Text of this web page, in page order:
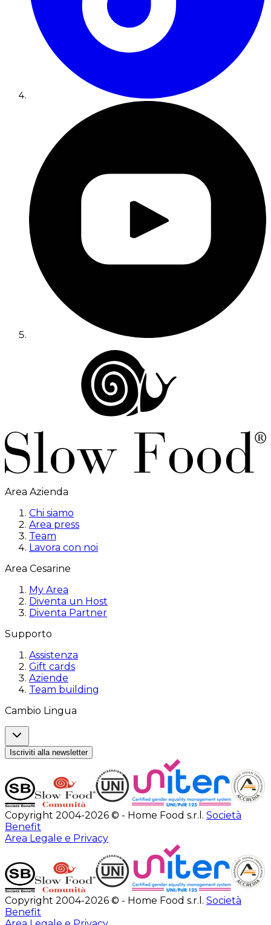
Area Azienda
Chi siamo
Area press
Team
Lavora con noi
Area Cesarine
My Area
Diventa un Host
Diventa Partner
Supporto
Assistenza
Gift cards
Aziende
Team building
Cambio Lingua
Iscriviti alla newsletter
Copyright 2004-2026 © - Home Food s.r.l. Società
Benefit
Area Legale e Privacy
Copyright 2004-2026 © - Home Food s.r.l. Società
Benefit